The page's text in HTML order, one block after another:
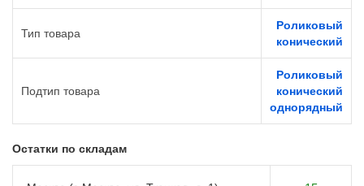
Тип товара
Роликовый
конический
Подтип товара
Роликовый
конический
однорядный
Остатки по складам